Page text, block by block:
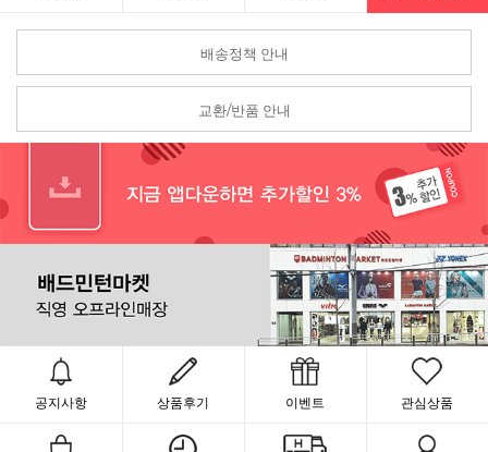
배송정책 안내
교환/반품 안내
공지사항 상품후기 이벤트 관심상품